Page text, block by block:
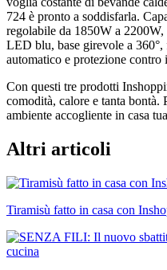
724 è pronto a soddisfarla.
regolabile da 1850W a
LED blu, base girevole a
automatico e protezione contro
Con questi tre prodotti
comodità, calore e tanta bontà.
ambiente accogliente in casa
Altri articoli
Tiramisù fatto in casa con